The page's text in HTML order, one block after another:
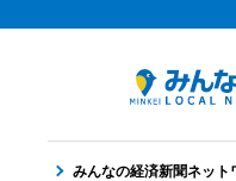
みんなの経済新聞ネット